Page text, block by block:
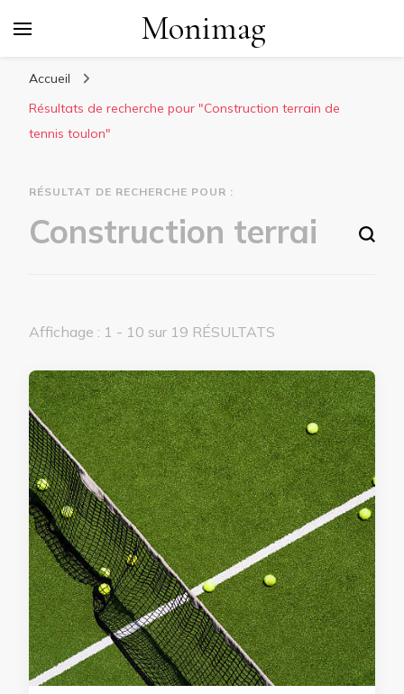
Monimag
Accueil
Résultats de recherche pour "Construction terrain de
tennis toulon"
RÉSULTAT DE RECHERCHE POUR :
Vous recherchiez quelque chose ?
Affichage : 1 - 10 sur 19 RÉSULTATS